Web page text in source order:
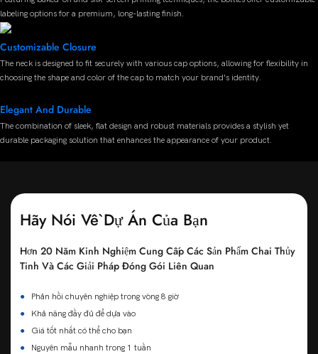
labeling options for a premium, long-lasting finish.
Customizable Closure
The neck is designed to fit securely with various cap options, allowing for flexibility in
choosing the shape and color of the cap to match your brand's identity.
Elegant And Durable
The combination of sleek, flat design and robust materials provides a stylish yet
durable packaging solution that enhances the appearance of your product.
Hãy Nói Về Dự Án Của Bạn
Hơn 20 Năm Kinh Nghiệm Cung Cấp Các Sản Phẩm Chai Thủy
Tinh Và Các Giải Pháp Đóng Gói Liên Quan
●
Phản hồi chuyên nghiệp trong vòng 8 giờ
●
Khả năng đầy đủ để dựa vào
●
Giá tốt nhất có thể cho bạn
●
Nguyên mẫu nhanh trong 1 tuần